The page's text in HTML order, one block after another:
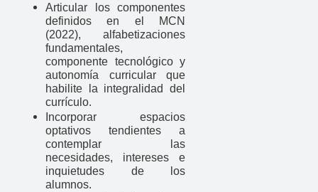
Articular los componentes
definidos en el MCN
(2022), alfabetizaciones
fundamentales,
componente tecnológico y
autonomía curricular que
habilite la integralidad del
currículo.
Incorporar espacios
optativos tendientes a
contemplar las
necesidades, intereses e
inquietudes de los
alumnos.